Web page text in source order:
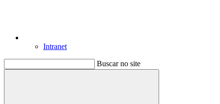
Intranet
Buscar no site